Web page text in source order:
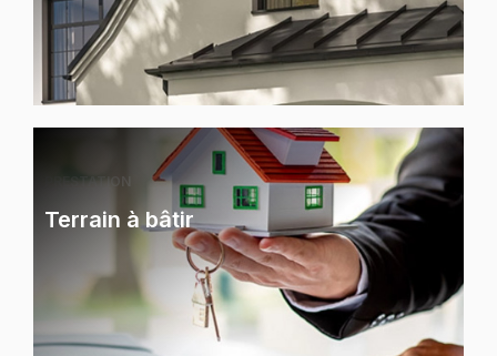
PRESTATION
Terrain à bâtir